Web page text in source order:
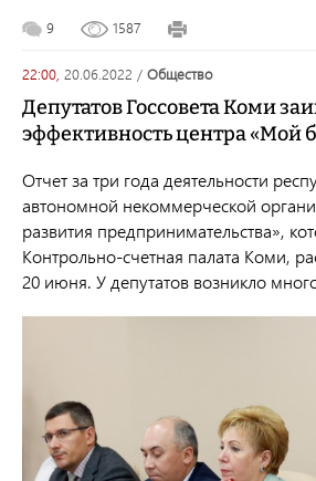
9 1587
22:00, 20.06.2022 / общество
Депутатов Госсовета Коми
эффективность центра «Мой
Отчет за три года деятельности
автономной некоммерческой
развития предпринимательства»,
Контрольно-счетная палата Коми,
20 июня. У депутатов возникло